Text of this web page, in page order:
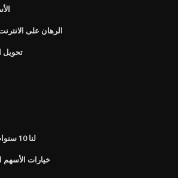
الرهان على
تحويل
لنا 10 سنوات العائد السندات البيانات
خيارات الأسهم